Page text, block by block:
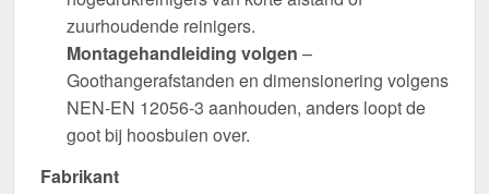
zuurhoudende reinigers.
Montagehandleiding volgen –
Goothangerafstanden en dimensionering volgens
NEN-EN 12056-3 aanhouden, anders loopt de
goot bij hoosbuien over.
Fabrikant